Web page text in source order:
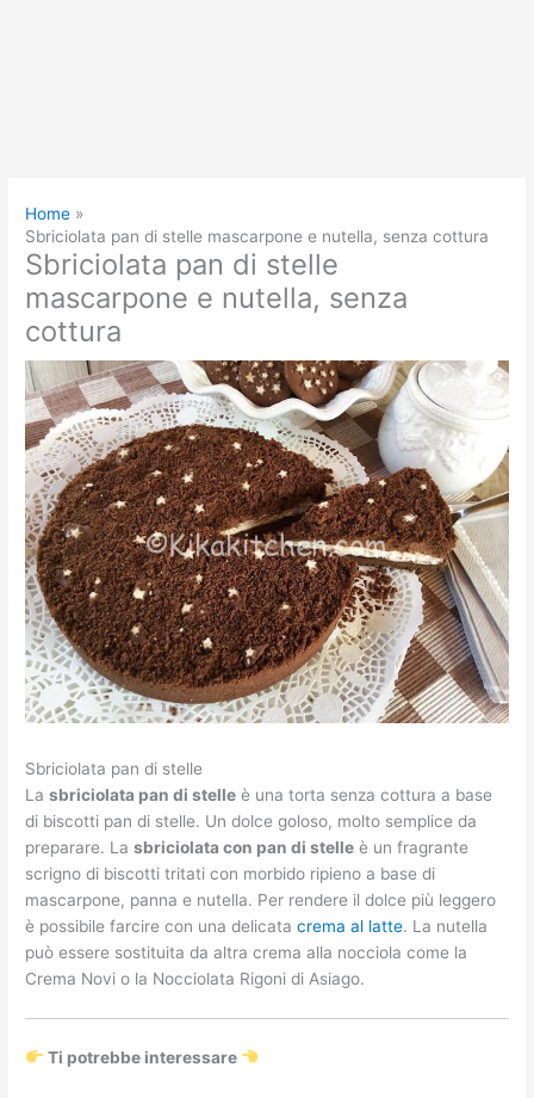
Home
Sbriciolata pan di stelle mascarpone e nutella, senza cottura
Sbriciolata pan di stelle
mascarpone e nutella, senza
cottura
Sbriciolata pan di stelle
Lasbriciolata pan di stelle è una torta senza cottura a base
di biscotti pan di stelle. Un dolce goloso, molto semplice da
preparare. Lasbriciolata con pan di stelle è un fragrante
scrigno di biscotti tritati con morbido ripieno a base di
mascarpone, panna e nutella. Per rendere il dolce più leggero
è possibile farcire con una delicatacrema al latte. La nutella
può essere sostituita da altra crema alla nocciola come la
Crema Novi o la Nocciolata Rigoni di Asiago.
Ti potrebbe interessare